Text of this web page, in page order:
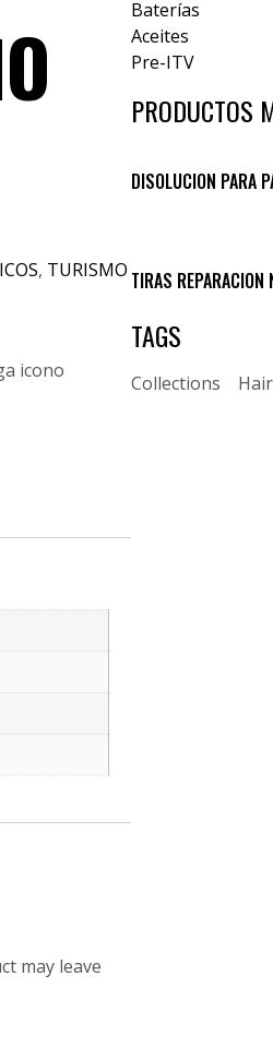
, TURISMO
may leave
Baterías
Aceites
Pre-ITV
PRODUCTOS
DISOLUCION PARA
TIRAS
TAGS
Collections